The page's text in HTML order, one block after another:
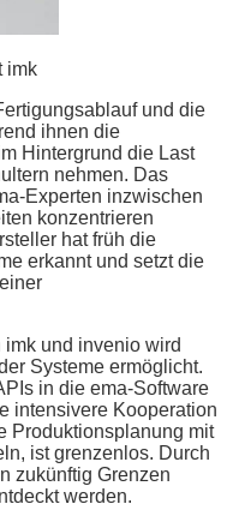
imk
und die
ihnen die
Hintergrund die Last
nehmen. Das
Experten inzwischen
konzentrieren
hat früh die
erkannt und setzt die
und invenio wird
Systeme ermöglicht.
in die ema-Software
intensivere Kooperation
Produktionsplanung mit
ist grenzenlos. Durch
zukünftig Grenzen
werden.